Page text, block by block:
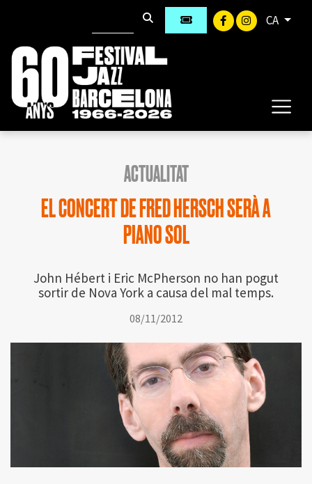
CA
ACTUALITAT
EL CONCERT DE FRED HERSCH SERÀ A
PIANO SOL
John Hébert i Eric McPherson no han pogut
sortir de Nova York a causa del mal temps.
08/11/2012